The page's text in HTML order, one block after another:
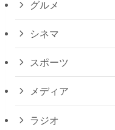
グルメ
シネマ
スポーツ
メディア
ラジオ